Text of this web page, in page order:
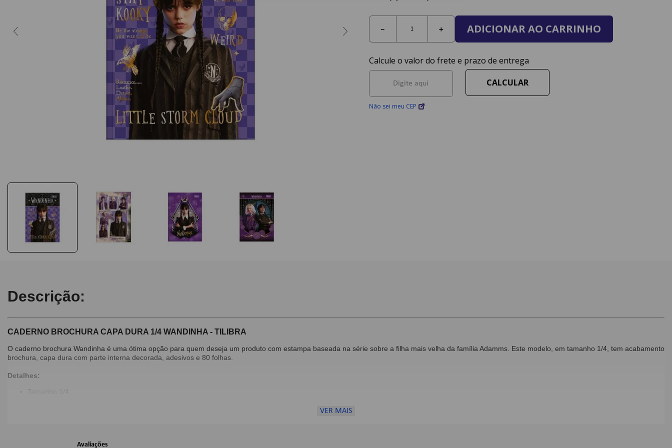
＋
－ ADICIONAR AO CARRINHO
Não sei meu CEP
Descrição:
CADERNO BROCHURA CAPA DURA 1/4 WANDINHA - TILIBRA
O caderno brochura Wandinha é uma ótima opção para quem deseja um produto com estampa baseada na série sobre a filha mais velha da família Adamms. Este modelo, em tamanho 1/4, tem acabamento
brochura, capa dura com parte interna decorada, adesivos e 80 folhas.
Detalhes:
VER MAIS
Avaliações
10º caderno